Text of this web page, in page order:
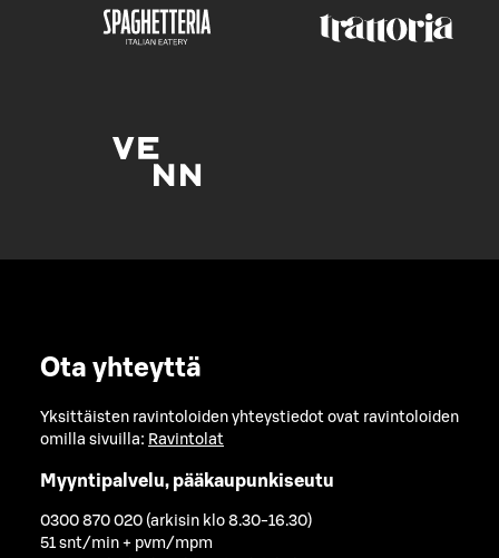
Ota yhteyttä
Yksittäisten ravintoloiden yhteystiedot ovat ravintoloiden
omilla sivuilla: Ravintolat
Myyntipalvelu, pääkaupunkiseutu
0300 870 020 (arkisin klo 8.30-16.30)
51 snt/min + pvm/mpm